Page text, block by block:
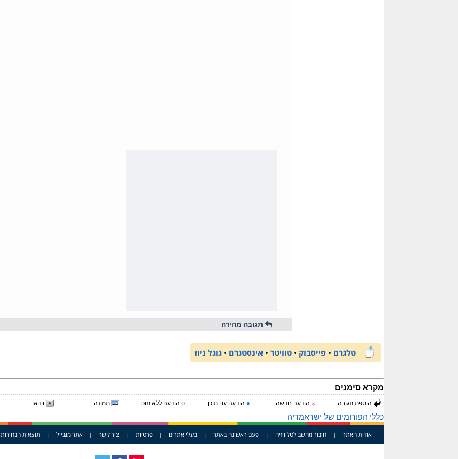
תגובה מהירה
טלגרם • פייסבוק • טוויטר • אינסטגרם • גוגל ניוז
מקרא סימנים
הוספת תגובה ☼ הודעה חדשה ● הודעה עם תוכן o הודעה ללא תוכן תמונה וידאו
כללי הפורומים של ישראמדיה
אודות האתר | חיבור מחשב לטלוויזיה | פעם ראשונה באתר | בעלי אתרים | פרטיות | צור קשר | אתר מובייל | תוצאות הבחירות